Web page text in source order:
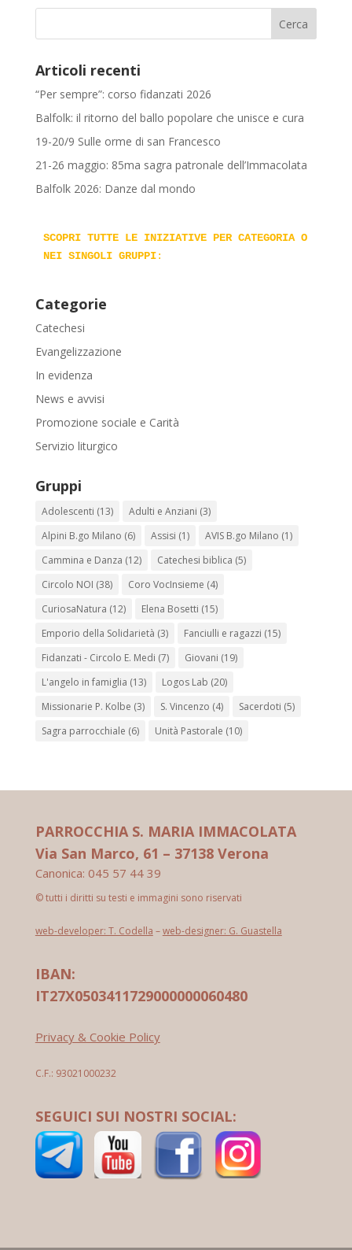
Articoli recenti
“Per sempre”: corso fidanzati 2026
Balfolk: il ritorno del ballo popolare che unisce e cura
19-20/9 Sulle orme di san Francesco
21-26 maggio: 85ma sagra patronale dell’Immacolata
Balfolk 2026: Danze dal mondo
SCOPRI TUTTE LE INIZIATIVE PER CATEGORIA O
NEI SINGOLI GRUPPI:
Categorie
Catechesi
Evangelizzazione
In evidenza
News e avvisi
Promozione sociale e Carità
Servizio liturgico
Gruppi
Adolescenti (13) Adulti e Anziani (3)
Alpini B.go Milano (6) Assisi (1) AVIS B.go Milano (1)
Cammina e Danza (12) Catechesi biblica (5)
Circolo NOI (38) Coro VocInsieme (4)
CuriosaNatura (12) Elena Bosetti (15)
Emporio della Solidarietà (3) Fanciulli e ragazzi (15)
Fidanzati - Circolo E. Medi (7) Giovani (19)
L'angelo in famiglia (13) Logos Lab (20)
Missionarie P. Kolbe (3) S. Vincenzo (4) Sacerdoti (5)
Sagra parrocchiale (6) Unità Pastorale (10)
PARROCCHIA S. MARIA IMMACOLATA
Via San Marco, 61 – 37138 Verona
Canonica: 045 57 44 39
© tutti i diritti su testi e immagini sono riservati
web-developer: T. Codella –web-designer: G. Guastella
IBAN:
IT27X0503411729000000060480
Privacy & Cookie Policy
C.F.: 93021000232
SEGUICI SUI NOSTRI SOCIAL: